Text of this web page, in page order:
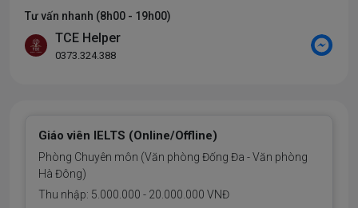
Tư vấn nhanh (8h00 - 19h00)
TCE Helper
0373.324.388
Giáo viên IELTS (Online/Offline)
Phòng Chuyên môn (Văn phòng Đống Đa - Văn phòng
Hà Đông)
Thu nhập: 5.000.000 - 20.000.000 VNĐ